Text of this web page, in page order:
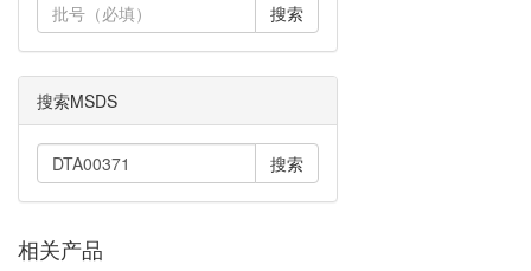
搜索
搜索MSDS
搜索
相关产品